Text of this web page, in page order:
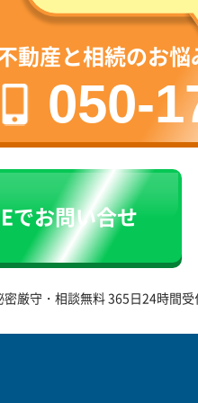
動産と相続のお
050-
でお問い合せ
密厳守・相談無料365日24時間受